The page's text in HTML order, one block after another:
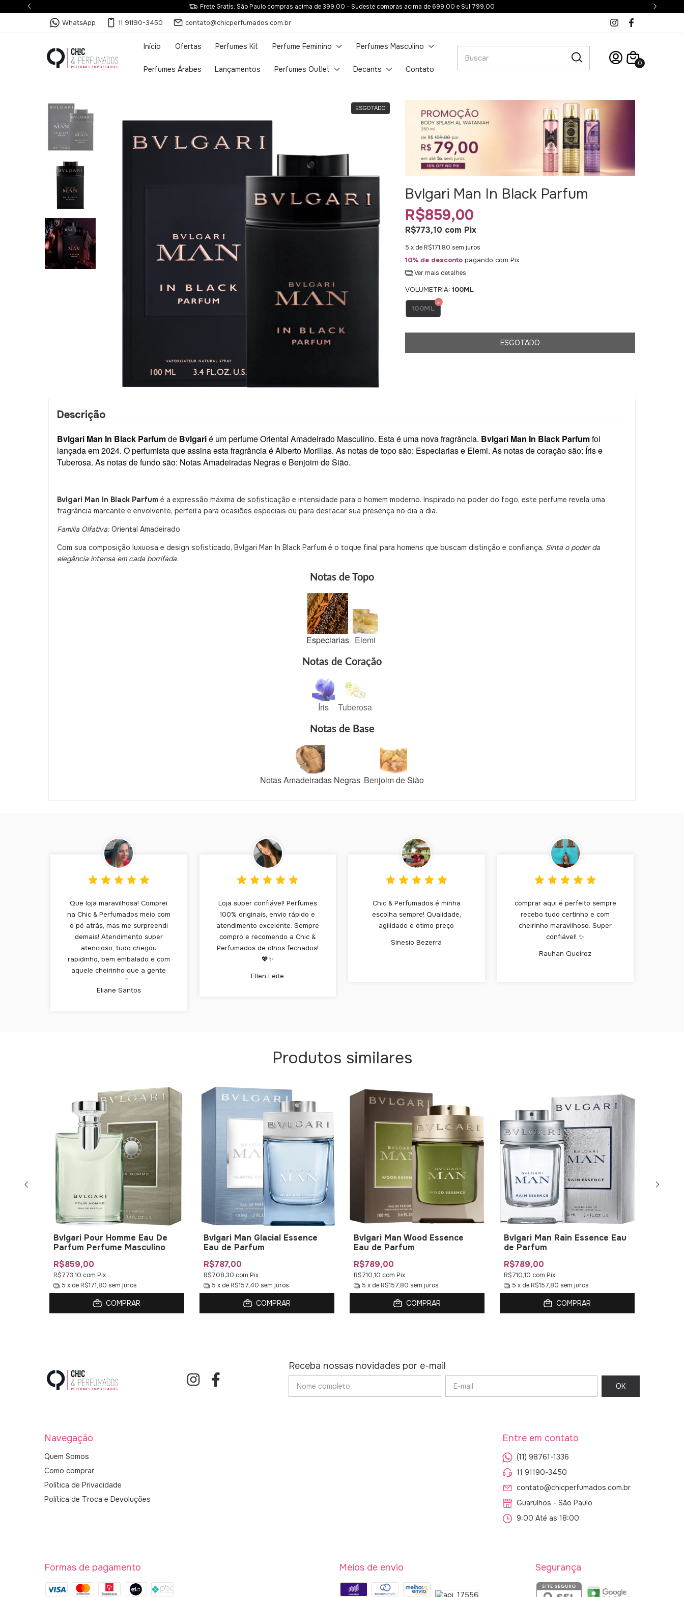
Frete Gratís: São Paulo compras acima de 399,00 - Sudeste compras acima de 699,00 e Sul 799,00
WhatsApp 11 91190-3450 contato@chicperfumados.com.br
Início Ofertas Perfumes Kit Perfume Feminino Perfumes Masculino
Perfumes Árabes Lançamentos Perfumes Outlet Decants Contato
0
ESGOTADO
Bvlgari Man In Black Parfum
R$859,00
R$773,10 com Pix
5 x de R$171,80 sem juros
10% de desconto pagando com Pix
Ver mais detalhes
VOLUMETRIA: 100ML
100ML
Descrição
Bvlgari Man In Black Parfumde Bvlgarié um perfume Oriental Amadeirado Masculino. Esta é uma nova fragrância. Bvlgari Man In Black Parfumfoi
lançada em 2024. O perfumista que assina esta fragrância é Alberto Morillas. As notas de topo são: Especiarias e Elemi. As notas de coração são: Íris e
Tuberosa. As notas de fundo são: Notas Amadeiradas Negras e Benjoim de Sião.
Bvlgari Man In Black Parfum é a expressão máxima de sofisticação e intensidade para o homem moderno. Inspirado no poder do fogo, este perfume revela uma
fragrância marcante e envolvente, perfeita para ocasiões especiais ou para destacar sua presença no dia a dia.
Familia Olfativa: Oriental Amadeirado
Com sua composição luxuosa e design sofisticado, Bvlgari Man In Black Parfum é o toque final para homens que buscam distinção e confiança. Sinta o poder da
elegância intensa em cada borrifada.
Notas de Topo
Especiarias Elemi
Notas de Coração
Íris Tuberosa
Notas de Base
Notas Amadeiradas Negras Benjoim de Sião
Que loja maravilhosa! Comprei
na Chic & Perfumados meio com
o pé atrás, mas me surpreendi
demais! Atendimento super
atencioso, tudo chegou
rapidinho, bem embalado e com
aquele cheirinho que a gente
ama 😍
Eliane Santos
Loja super confiável! Perfumes
100% originais, envio rápido e
atendimento excelente. Sempre
compro e recomendo a Chic &
Perfumados de olhos fechados!
💖✨
Ellen Leite
Chic & Perfumados é minha
escolha sempre! Qualidade,
agilidade e ótimo preço
Sinesio Bezerra
comprar aqui é perfeito sempre
recebo tudo certinho e com
cheirinho maravilhoso. Super
confiável! ✨
Rauhan Queiroz
Produtos similares
Bvlgari Pour Homme Eau De
Parfum Perfume Masculino
R$859,00
R$773,10 com Pix
5 x de R$171,80 sem juros
COMPRAR
Bvlgari Man Glacial Essence
Eau de Parfum
R$787,00
R$708,30 com Pix
5 x de R$157,40 sem juros
COMPRAR
Bvlgari Man Wood Essence
Eau de Parfum
R$789,00
R$710,10 com Pix
5 x de R$157,80 sem juros
COMPRAR
Bvlgari Man Rain Essence Eau
de Parfum
R$789,00
R$710,10 com Pix
5 x de R$157,80 sem juros
COMPRAR
Receba nossas novidades por e-mail
Navegação
Quem Somos
Como comprar
Política de Privacidade
Política de Troca e Devoluções
Entre em contato
(11) 98761-1336
11 91190-3450
contato@chicperfumados.com.br
Guarulhos - São Paulo
9:00 Até as 18:00
Formas de pagamento Meios de envio Segurança